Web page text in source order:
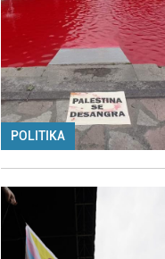
erabiltzen dituen hauta
Bazkide batzuek ez
interes komertzial
bazkideen zerrenda,
duten interes legitimoa
dezakezun ikusteko.
Lortu zure datu
buruzko informazio
datuen atalean.
zure baimena
POLITIKA